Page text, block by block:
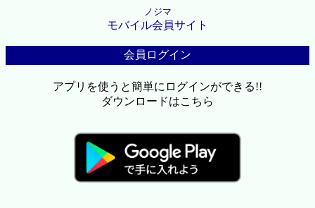
ノジマ
モバイル会員サイト
会員ログイン
アプリを使うと簡単にログインができる!!
ダウンロードはこちら